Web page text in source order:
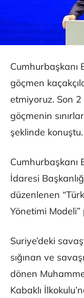
Cumhurbaşkanı
göçmen
etmiyoruz. Son
göçmenin
şeklinde konuştu.
Cumhurbaşkanı
İdaresi
düzenlenen
Yönetimi Modeli”
Suriye’deki
sığınan ve
dönen
Kabaklı